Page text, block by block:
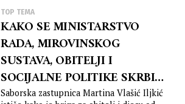
TOP TEMA
KAKO SE MINISTARSTVO
RADA, MIROVINSKOG
SUSTAVA, OBITELJI I
SOCIJALNE POLITIKE SKRBI
ZA DJECU?! VLAŠIĆ ILJKIĆ
Saborska zastupnica Martina Vlašić Iljkić